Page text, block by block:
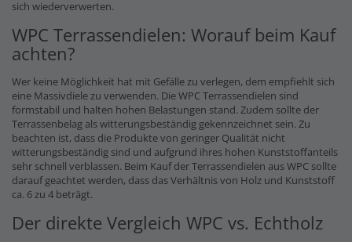
sich wiederverwerten.
WPC Terrassendielen: Worauf beim Kauf
achten?
Wer keine Möglichkeit hat mit Gefälle zu verlegen, dem empfiehlt sich
eine Massivdiele zu verwenden. Die WPC Terrassendielen sind
formstabil und halten hohen Belastungen stand. Zudem sollte der
Terrassenbelag als witterungsbeständig gekennzeichnet sein. Zu
beachten ist, dass die Produkte von geringer Qualität nicht
witterungsbeständig sind und aufgrund ihres hohen Kunststoffanteils
sehr schnell verblassen. Beim Kauf der Terrassendielen aus WPC sollte
darauf geachtet werden, dass das Verhältnis von Holz und Kunststoff
ca. 6 zu 4 beträgt.
Der direkte Vergleich WPC vs. Echtholz